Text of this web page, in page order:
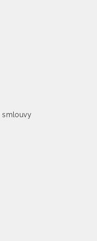
smlouvy